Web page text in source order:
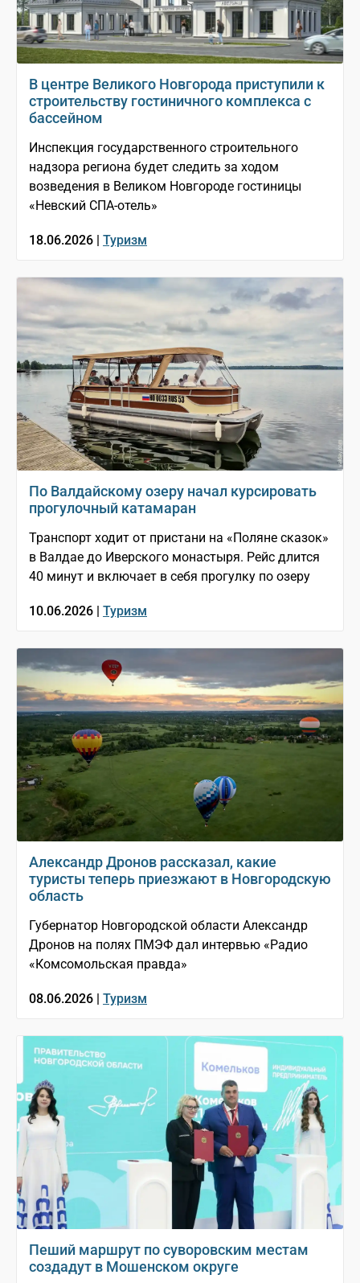
В центре Великого Новгорода приступили к
строительству гостиничного комплекса с
бассейном
Инспекция государственного строительного
надзора региона будет следить за ходом
возведения в Великом Новгороде гостиницы
«Невский СПА-отель»
18.06.2026 | Туризм
По Валдайскому озеру начал курсировать
прогулочный катамаран
Транспорт ходит от пристани на «Поляне сказок»
в Валдае до Иверского монастыря. Рейс длится
40 минут и включает в себя прогулку по озеру
10.06.2026 | Туризм
Александр Дронов рассказал, какие
туристы теперь приезжают в Новгородскую
область
Губернатор Новгородской области Александр
Дронов на полях ПМЭФ дал интервью «Радио
«Комсомольская правда»
08.06.2026 | Туризм
Пеший маршрут по суворовским местам
создадут в Мошенском округе